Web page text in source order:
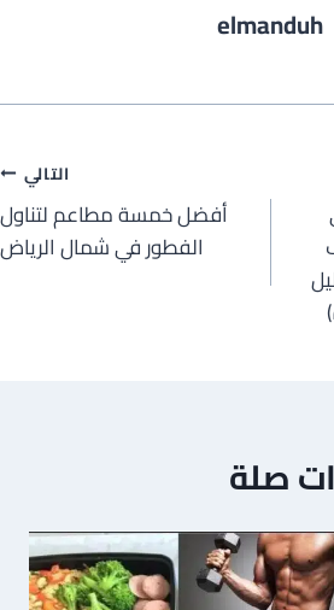
elmanduh
(دليل
التالي
أفضل خمسة مطاعم لتناول
الفطور في شمال الرياض
صلة